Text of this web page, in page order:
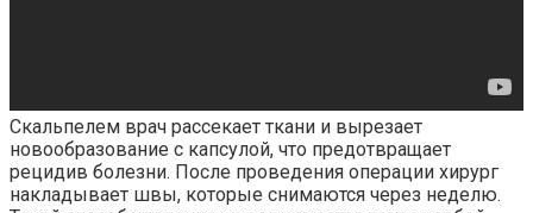
Скальпелем врач рассекает ткани и вырезает
новообразование с капсулой, что предотвращает
рецидив болезни. После проведения операции хирург
накладывает швы, которые снимаются через неделю.